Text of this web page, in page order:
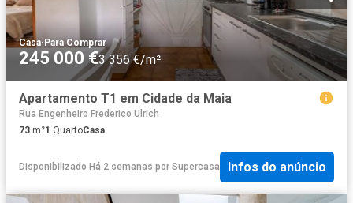
Casa·Para Comprar
245 000 €3 356 €/m²
Apartamento T1 em Cidade da Maia
Rua Engenheiro Frederico Ulrich
73 m²1 QuartoCasa
Disponibilizado Há 2 semanas por Supercasa Infos do anúncio